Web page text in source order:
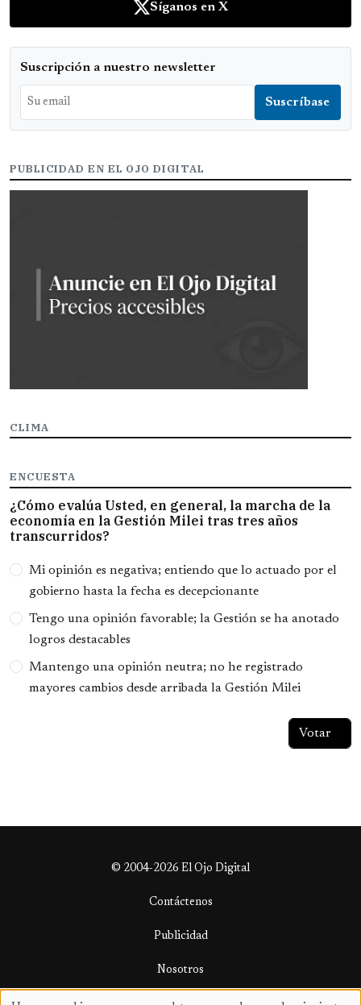
Síganos en X
Suscripción a nuestro newsletter
PUBLICIDAD EN EL OJO DIGITAL
CLIMA
ENCUESTA
¿Cómo evalúa Usted, en general, la marcha de la
economía en la Gestión Milei tras tres años
transcurridos?
Opciones
Mi opinión es negativa; entiendo que lo actuado por el
gobierno hasta la fecha es decepcionante
Tengo una opinión favorable; la Gestión se ha anotado
logros destacables
Mantengo una opinión neutra; no he registrado
mayores cambios desde arribada la Gestión Milei
© 2004-2026 El Ojo Digital
Contáctenos
Publicidad
Nosotros